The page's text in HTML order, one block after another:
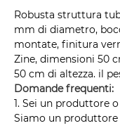
Robusta struttura
mm di diametro,
montate, finitura
Zine, dimensioni 50
50 cm di altezza. il
Domande frequenti:
1. Sei un produttore
Siamo un